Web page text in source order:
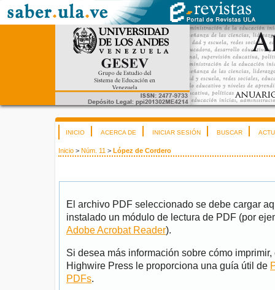
INICIO ACERCA DE INICIAR SESIÓN BUSCAR
Inicio > Núm. 11 > López de Cordero
El archivo PDF seleccionado se debe cargar
instalado un módulo de lectura de PDF (por
Adobe Acrobat Reader).
Si desea más información sobre cómo
Highwire Press le proporciona una guía útil de
PDFs.